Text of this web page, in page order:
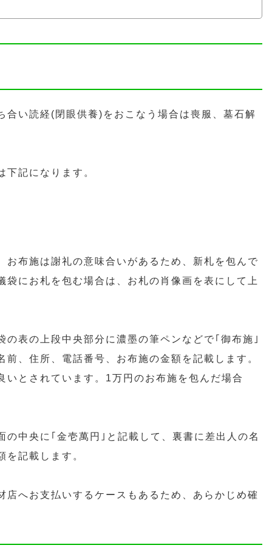
合い読経(閉眼供養)をおこなう場合は喪服、墓石解
下記になります。
お布施は謝礼の意味合いがあるため、新札を包んで
袋にお札を包む場合は、お札の肖像画を表にして上
の表の上段中央部分に濃墨の筆ペンなどで｢御布施｣
、住所、電話番号、お布施の金額を記載します。
いとされています。1万円のお布施を包んだ場合
の中央に｢金壱萬円｣と記載して、裏書に差出人の名
を記載します。
店へお支払いするケースもあるため、あらかじめ確